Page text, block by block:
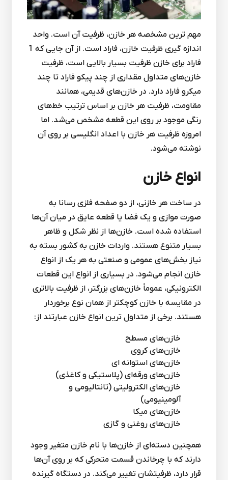
مهم ترین مشخصه هر خازن، ظرفیت آن است. واحد
اندازه گیری ظرفیت خازن، فاراد است. از آن جایی که 1
فاراد برای خازن ظرفیت بسیار بالایی است، ظرفیت
خازن‌های متداول مقداری از چند پیکو فاراد تا چند
میکرو فاراد دارد. در خازن‌های قدیمی، همانند
مقاومت، ظرفیت هر خازن بر اساس ترتیب خط‌های
رنگی موجود بر روی این قطعه مشخص می‌شد. اما
امروزه ظرفیت هر خازن با اعداد انگلیسی بر روی آن
نوشته می‌شود.
انواع خازن
در ساخت هر خازنی، از دو صفحه فلزی رسانا به
صورت موازی و یک فضا یا قطعه عایق در میان آن‌ها
استفاده شده است. خازن‌ها از نظر شکل و ظاهر
بسیار متنوع هستند. واردات خازن به کشور بسته به
نیاز بخش‌های عمومی و صنعتی به هر یک از انواع
خازن انجام می‌شود. در بسیاری از انواع این قطعات
الکترونیکی، عموماً خازن‌های بزرگتر، از ظرفیت بالاتری
در مقایسه با خازن کوچکتر از همان نوع برخوردار
هستند. برخی از متداول ترین انواع خازن عبارتند از:
خازن‌های مسطح
خازن‌های کروی
خازن‌های استوانه ای
خازن‌های ورقه‌ای (پلاستیکی و کاغذی)
خازن‌های الکترولیتی (تانتالیومی و
آلومینیومی)
خازن‌های میکا
خازن‌های روغنی و گازی
همچنین دسته‌ای از خازن‌ها با نام خازن متغیر وجود
دارند که با چرخاندن قسمت متحرکی که بر روی آن‌ها
قرار دارد، ظرفیتشان تغییر می‌کند. در دستگاه گیرنده